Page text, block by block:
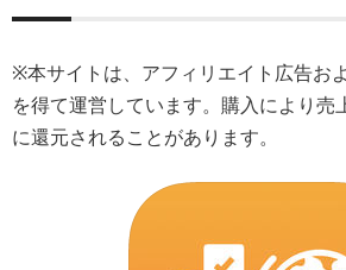
※本サイトは、アフィリエイト広告お
を得て運営しています。購入により売
に還元されることがあります。